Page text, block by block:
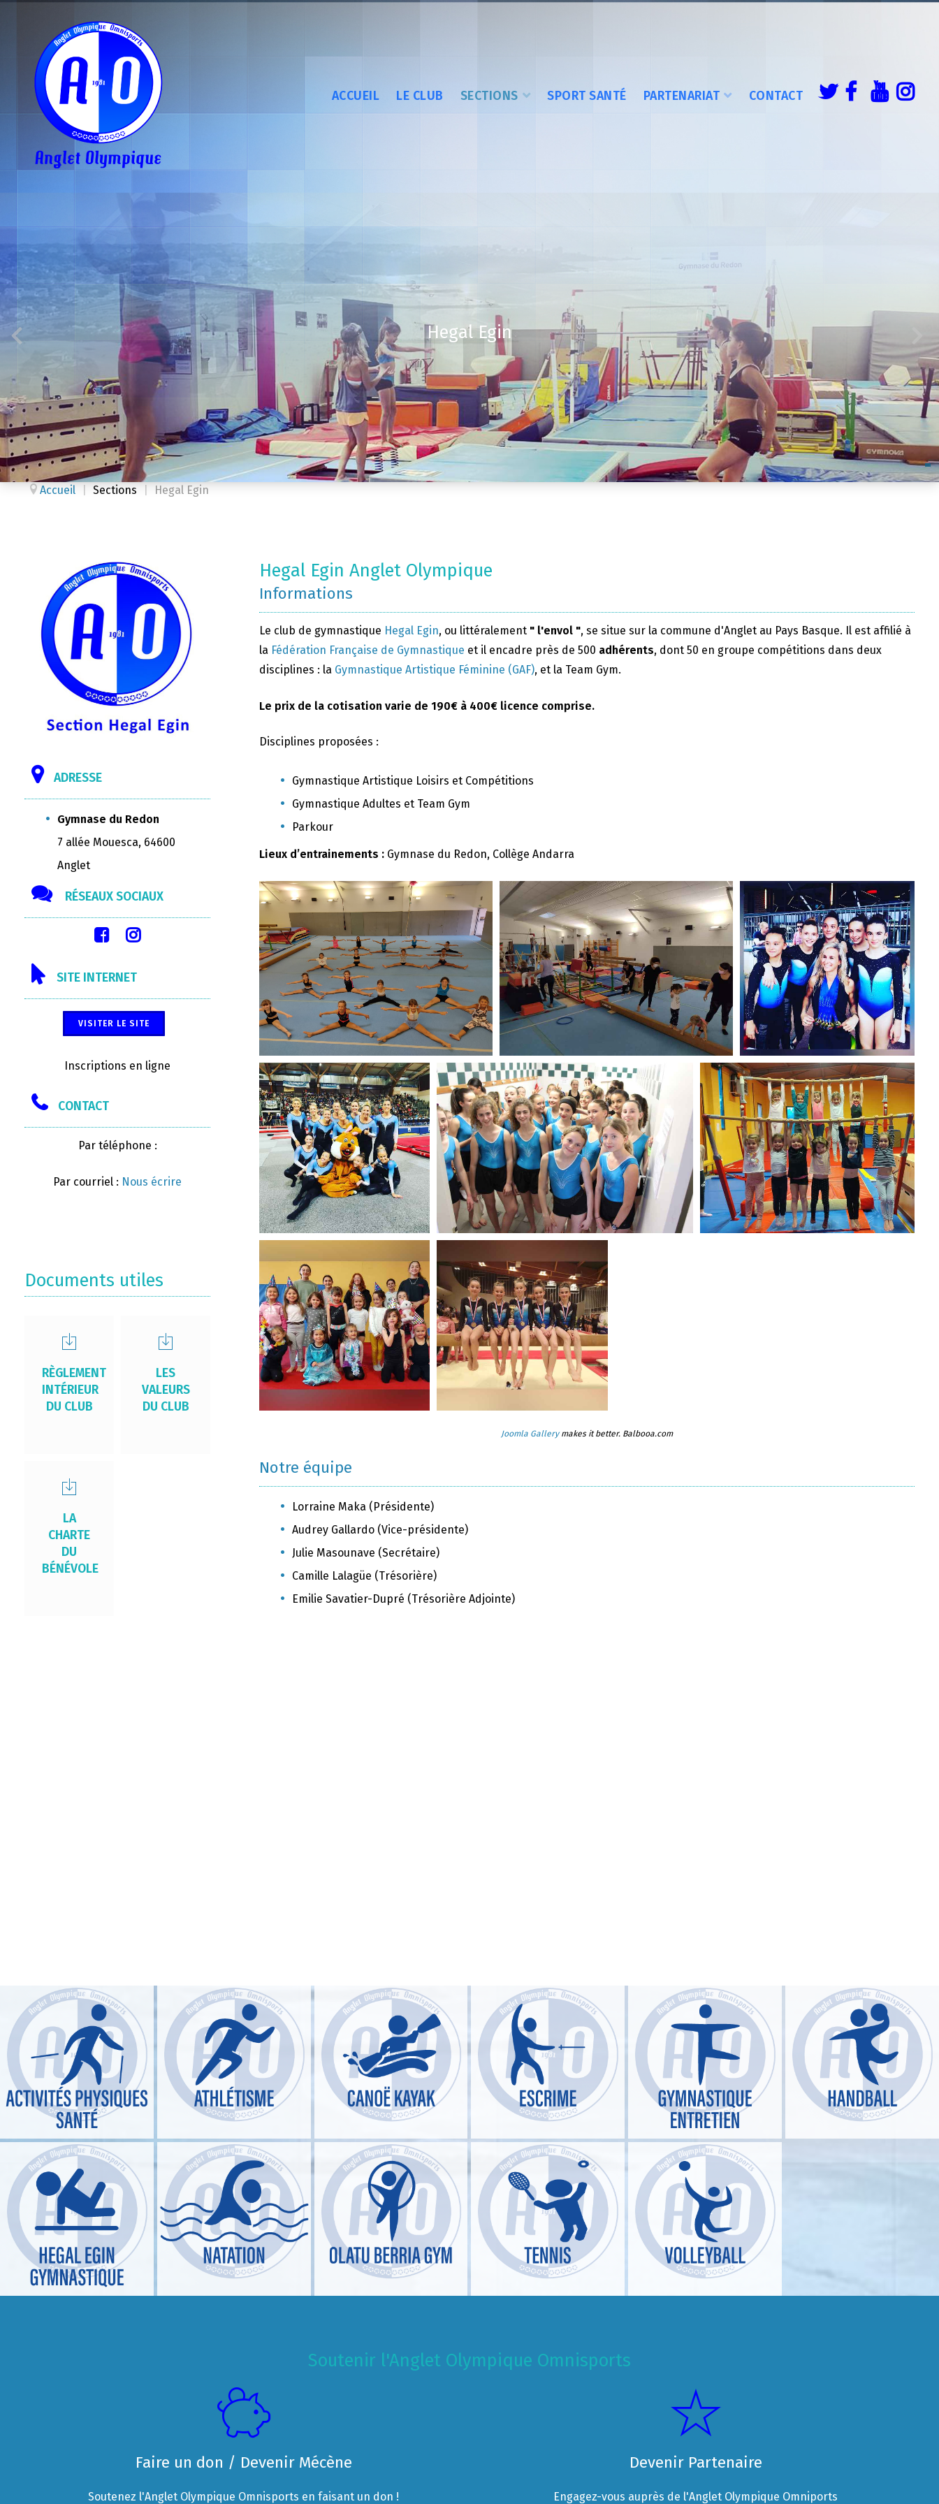
ACCUEIL LE CLUB SECTIONS SPORT SANTÉ PARTENARIAT CONTACT
Hegal Egin
Accueil Sections Hegal Egin
ADRESSE
Gymnase du Redon
7 allée Mouesca, 64600
Anglet
RÉSEAUX SOCIAUX
SITE INTERNET
VISITER LE SITE
Inscriptions en ligne
CONTACT
Par téléphone :
Par courriel : Nous écrire
Documents utiles
RÈGLEMENT
INTÉRIEUR
DU CLUB
LES
VALEURS
DU CLUB
LA
CHARTE
DU
BÉNÉVOLE
Hegal Egin Anglet Olympique
Informations
Le club de gymnastique Hegal Egin, ou littéralement " l'envol ", se situe sur la commune d'Anglet au Pays Basque. Il est affilié à
la Fédération Française de Gymnastique et il encadre près de 500 adhérents, dont 50 en groupe compétitions dans deux
disciplines : la Gymnastique Artistique Féminine (GAF), et la Team Gym.
Le prix de la cotisation varie de 190€ à 400€ licence comprise.
Disciplines proposées :
Gymnastique Artistique Loisirs et Compétitions
Gymnastique Adultes et Team Gym
Parkour
Lieux d’entrainements : Gymnase du Redon, Collège Andarra
Joomla Gallerymakes it better. Balbooa.com
Notre équipe
Lorraine Maka (Présidente)
Audrey Gallardo (Vice-présidente)
Julie Masounave (Secrétaire)
Camille Lalagüe (Trésorière)
Emilie Savatier-Dupré (Trésorière Adjointe)
Soutenir l'Anglet Olympique Omnisports
Faire un don / Devenir Mécène
Soutenez l'Anglet Olympique Omnisports en faisant un don !
Devenir Partenaire
Engagez-vous auprès de l'Anglet Olympique Omniports